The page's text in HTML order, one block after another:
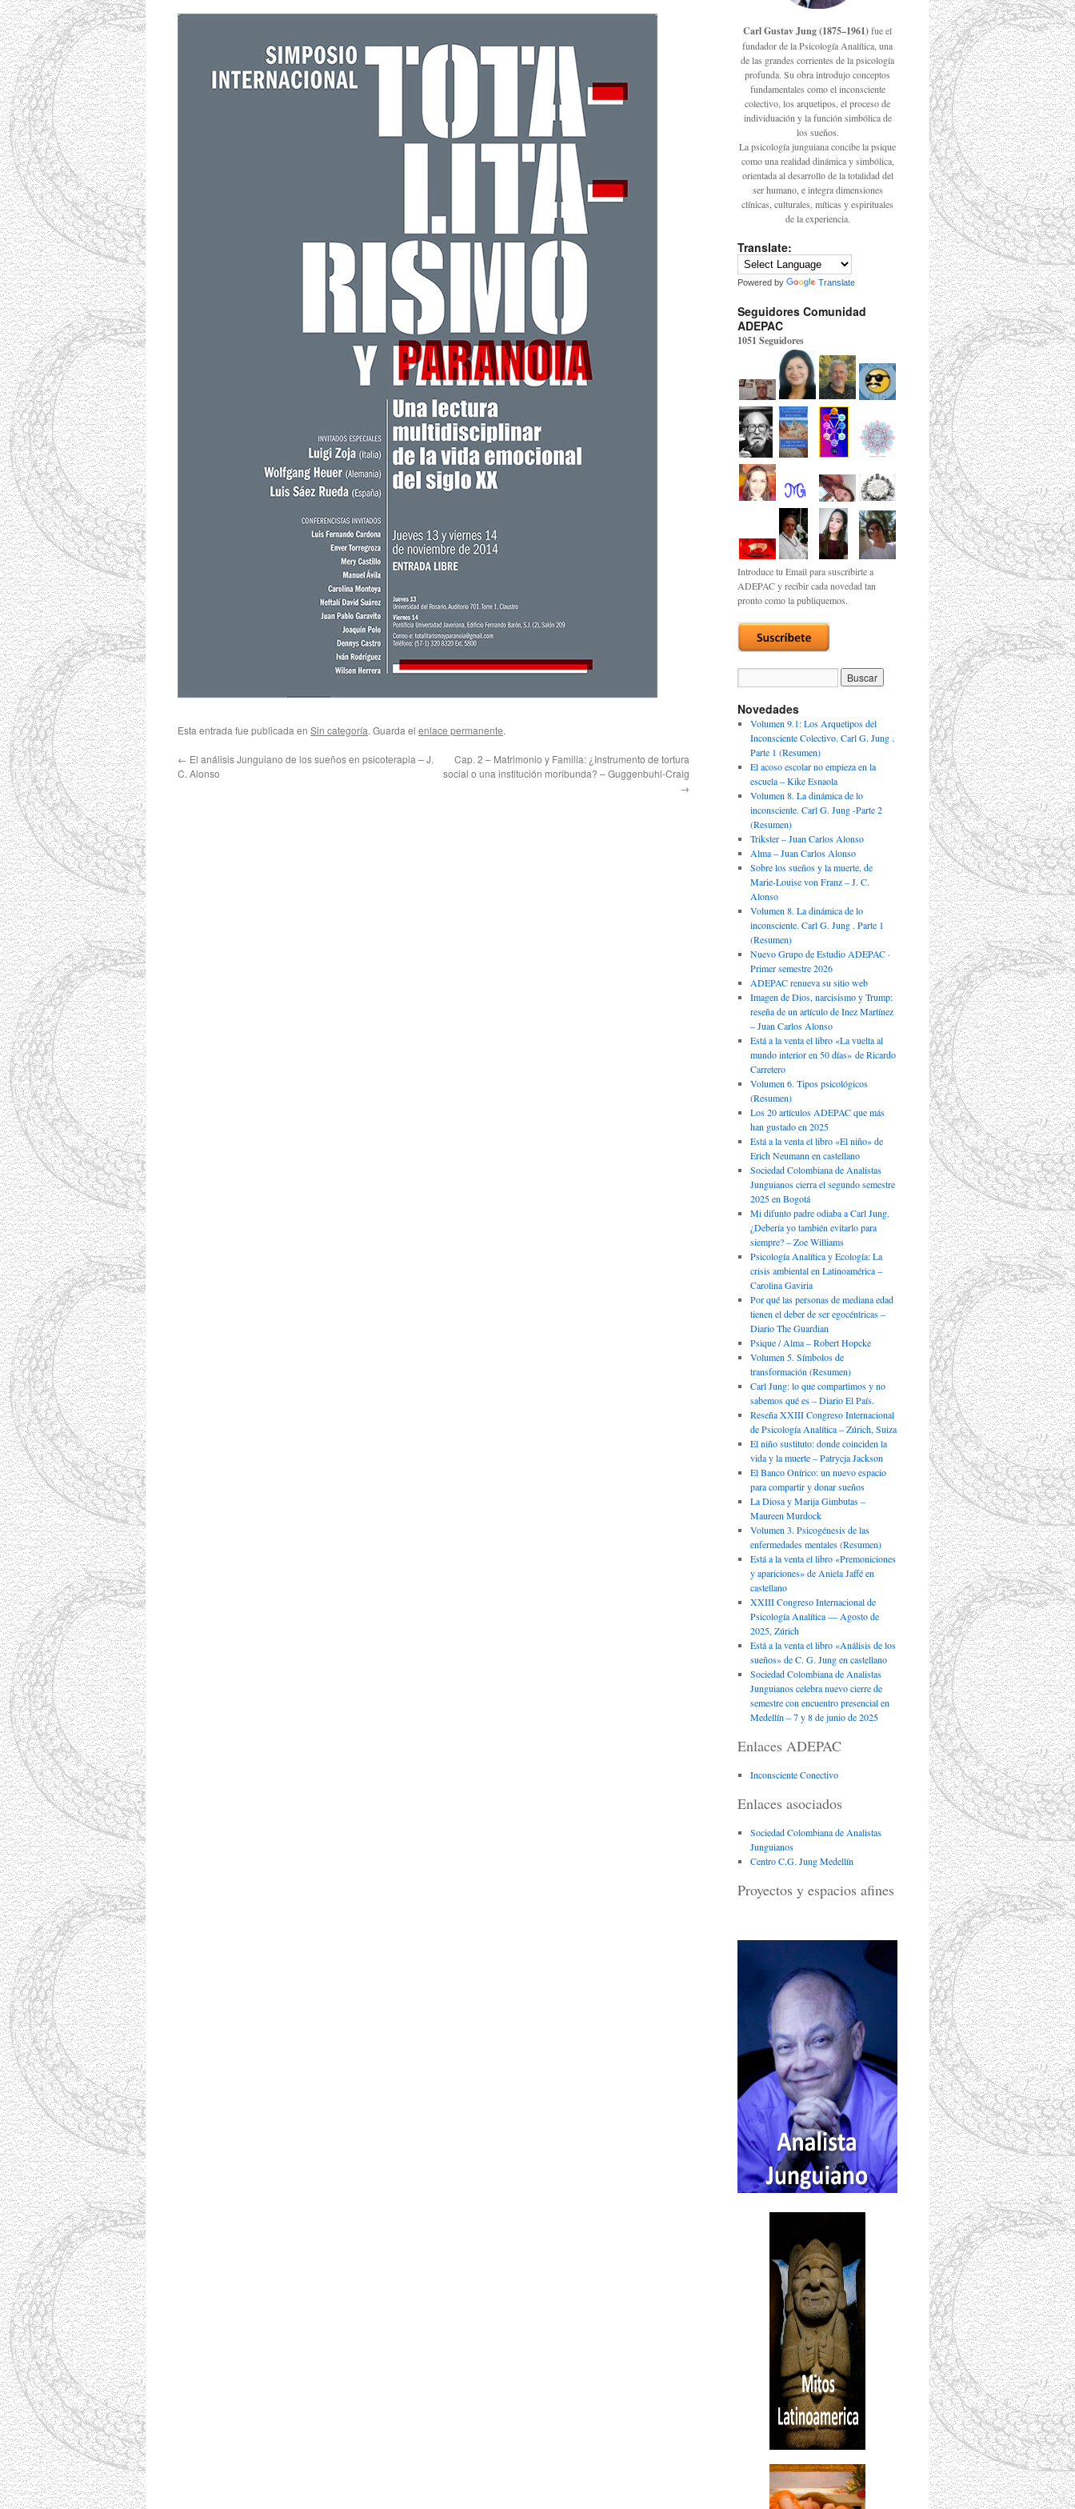
Esta entrada fue publicada en Sin categoría. Guarda el enlace permanente.
← El análisis Junguiano de los sueños en psicoterapia – J.
C. Alonso
Cap. 2 – Matrimonio y Familia: ¿Instrumento de tortura
social o una institución moribunda? – Guggenbuhl-Craig
→
Carl Gustav Jung (1875–1961)fue el
fundador de la Psicología Analítica, una
de las grandes corrientes de la psicología
profunda. Su obra introdujo conceptos
fundamentales como el inconsciente
colectivo, los arquetipos, el proceso de
individuación y la función simbólica de
los sueños.
La psicología junguiana concibe la psique
como una realidad dinámica y simbólica,
orientada al desarrollo de la totalidad del
ser humano, e integra dimensiones
clínicas, culturales, míticas y espirituales
de la experiencia.
Translate:
Powered by Translate
Seguidores Comunidad
ADEPAC
1051 Seguidores
Introduce tu Email para suscribirte a
ADEPAC y recibir cada novedad tan
pronto como la publiquemos.
Novedades
Volumen 9.1: Los Arquetipos del
Inconsciente Colectivo. Carl G. Jung .
Parte 1 (Resumen)
El acoso escolar no empieza en la
escuela – Kike Esnaola
Volumen 8. La dinámica de lo
inconsciente. Carl G. Jung -Parte 2
(Resumen)
Trikster – Juan Carlos Alonso
Alma – Juan Carlos Alonso
Sobre los sueños y la muerte, de
Marie-Louise von Franz – J. C.
Alonso
Volumen 8. La dinámica de lo
inconsciente. Carl G. Jung . Parte 1
(Resumen)
Nuevo Grupo de Estudio ADEPAC ·
Primer semestre 2026
ADEPAC renueva su sitio web
Imagen de Dios, narcisismo y Trump:
reseña de un artículo de Inez Martínez
– Juan Carlos Alonso
Está a la venta el libro «La vuelta al
mundo interior en 50 días» de Ricardo
Carretero
Volumen 6. Tipos psicológicos
(Resumen)
Los 20 artículos ADEPAC que más
han gustado en 2025
Está a la venta el libro «El niño» de
Erich Neumann en castellano
Sociedad Colombiana de Analistas
Junguianos cierra el segundo semestre
2025 en Bogotá
Mi difunto padre odiaba a Carl Jung.
¿Debería yo también evitarlo para
siempre? – Zoe Williams
Psicología Analítica y Ecología: La
crisis ambiental en Latinoamérica –
Carolina Gaviria
Por qué las personas de mediana edad
tienen el deber de ser egocéntricas –
Diario The Guardian
Psique / Alma – Robert Hopcke
Volumen 5. Símbolos de
transformación (Resumen)
Carl Jung: lo que compartimos y no
sabemos qué es – Diario El País.
Reseña XXIII Congreso Internacional
de Psicología Analítica – Zúrich, Suiza
El niño sustituto: donde coinciden la
vida y la muerte – Patrycja Jackson
El Banco Onírico: un nuevo espacio
para compartir y donar sueños
La Diosa y Marija Gimbutas –
Maureen Murdock
Volumen 3. Psicogénesis de las
enfermedades mentales (Resumen)
Está a la venta el libro «Premoniciones
y apariciones» de Aniela Jaffé en
castellano
XXIII Congreso Internacional de
Psicología Analítica — Agosto de
2025, Zúrich
Está a la venta el libro «Análisis de los
sueños» de C. G. Jung en castellano
Sociedad Colombiana de Analistas
Junguianos celebra nuevo cierre de
semestre con encuentro presencial en
Medellín – 7 y 8 de junio de 2025
Enlaces ADEPAC
Inconsciente Conectivo
Enlaces asociados
Sociedad Colombiana de Analistas
Junguianos
Centro C.G. Jung Medellín
Proyectos y espacios afines